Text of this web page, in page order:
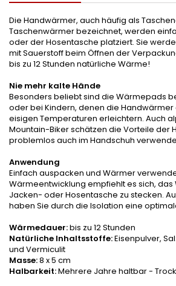
Die Handwärmer, auch häufig als
Taschenwärmer bezeichnet, werden
oder der Hosentasche platziert. Sie
mit Sauerstoff beim Öffnen der
bis zu 12 Stunden natürliche Wärme!
Nie mehr kalte Hände
Besonders beliebt sind die Wärmepads
oder bei Kindern, denen die
eisigen Temperaturen erleichtern. Auch
Mountain-Biker schätzen die Vorteile der
problemlos auch im Handschuh
Anwendung
Einfach auspacken und Wärmer
Wärmeentwicklung empfiehlt es sich,
Jacken- oder Hosentasche zu stecken.
haben Sie durch die Isolation eine
Wärmedauer:bis zu 12 Stunden
Natürliche Inhaltsstoffe:Eisenpulver,
und Vermiculit
Masse:8 x 5 cm
Halbarkeit:Mehrere Jahre haltbar -